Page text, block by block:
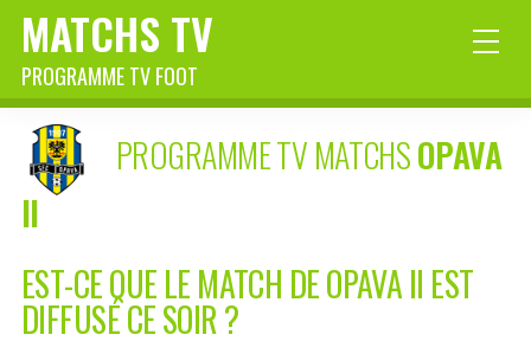
MATCHS TV
PROGRAMME TV FOOT
PROGRAMME TV MATCHSOPAVA
II
EST-CE QUE LE MATCH DE OPAVA II EST
DIFFUSÉ CE SOIR ?